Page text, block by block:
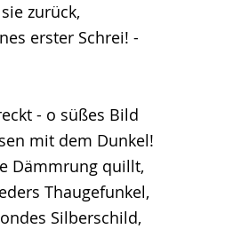
zurück,
erster Schrei! -
- o süßes Bild
mit dem Dunkel!
Dämmrung quillt,
Thaugefunkel,
Silberschild,